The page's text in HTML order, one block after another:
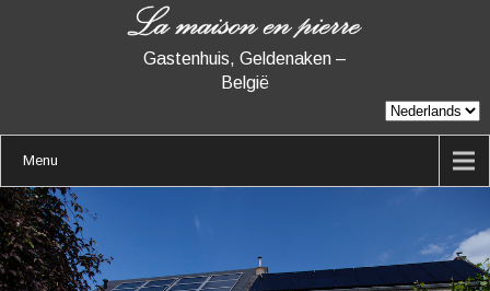
Gastenhuis, Geldenaken –
België
Menu